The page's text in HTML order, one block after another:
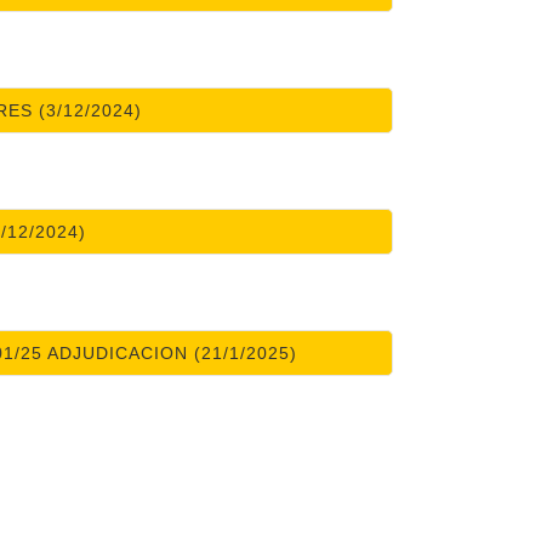
(3/12/2024)
12/2024)
25 ADJUDICACION (21/1/2025)